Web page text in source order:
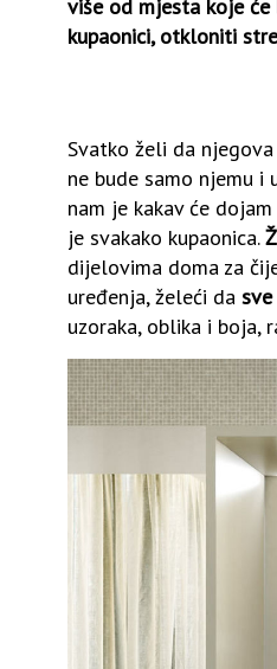
više od mjesta koje
kupaonici, otkloniti
Svatko želi da
ne bude samo njemu i
nam je kakav će
je svakako kupaonica.
dijelovima doma za
uređenja, želeći da
uzoraka, oblika i boja,